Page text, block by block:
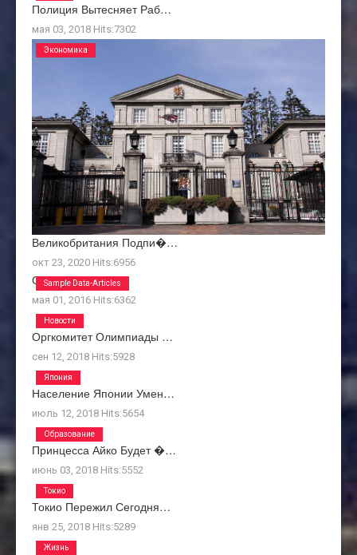
Полиция Вытесняет Раб…
мая 03, 2018 Hits:7302
Великобритания Подпи�…
окт 23, 2020 Hits:6956
Экономика
О Нас
мая 01, 2016 Hits:6362
Sample Data-Articles
Оргкомитет Олимпиады …
сен 12, 2018 Hits:5928
Новости
Население Японии Умен…
июль 12, 2018 Hits:5654
Япония
Принцесса Айко Будет �…
июнь 03, 2018 Hits:5552
Образование
Токио Пережил Сегодня…
янв 25, 2018 Hits:5289
Токио
Жизнь